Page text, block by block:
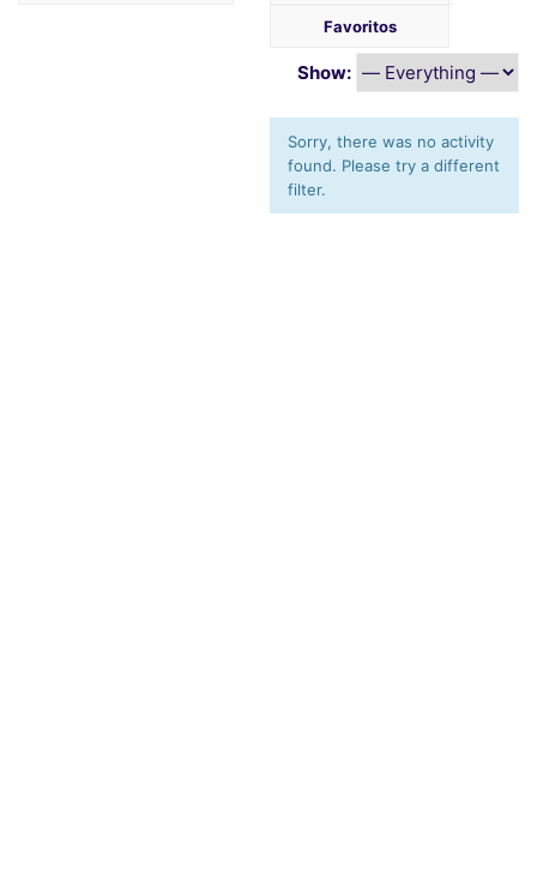
Favoritos
Show:
Sorry, there was no activity
found. Please try a different
filter.